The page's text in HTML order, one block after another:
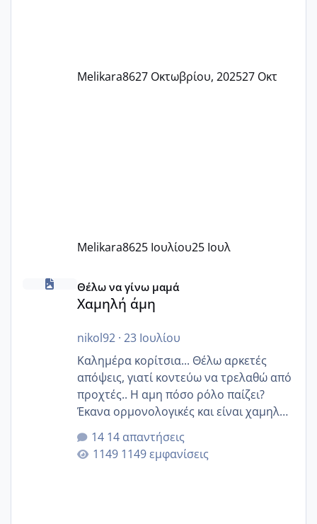
Melikara8627 Οκτωβρίου, 202527 Οκτ
Melikara8625 Ιουλίου25 Ιουλ
Χαμηλή άμη
Θέλω να γίνω μαμά
Χαμηλή άμη
nikol92· 23 Ιουλίου
Καλημέρα κορίτσια... Θέλω αρκετές
απόψεις, γιατί κοντεύω να τρελαθώ από
προχτές.. Η αμη πόσο ρόλο παίζει?
Έκανα ορμονολογικές και είναι χαμηλή
για την ηλικία μου.. Είχα ήδη μια
εγκυμοσύνη, που έπρεπε να τερματιστεί
στην 27η εβδομάδα και προσπαθώ 7
14 απαντήσεις
1149 εμφανίσεις